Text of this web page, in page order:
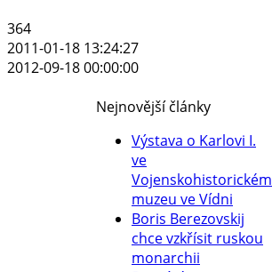
364
01-18 13:24:27
2012-09-18 00:00:00
Nejnovější články
Výstava o Karlovi I.
ve
Vojenskohistorickém
muzeu ve Vídni
Boris Berezovskij
chce vzkřísit ruskou
monarchii